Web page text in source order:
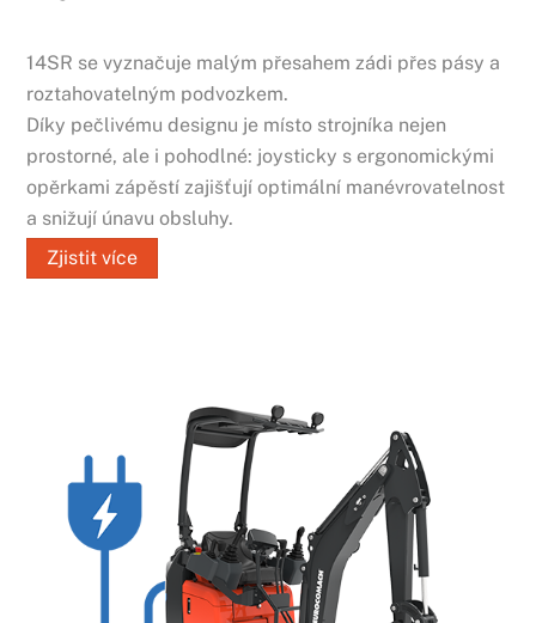
14SR se vyznačuje malým přesahem zádi přes pásy a
roztahovatelným podvozkem.
Díky pečlivému designu je místo strojníka nejen
prostorné, ale i pohodlné: joysticky s ergonomickými
opěrkami zápěstí zajišťují optimální manévrovatelnost
a snižují únavu obsluhy.
Zjistit více